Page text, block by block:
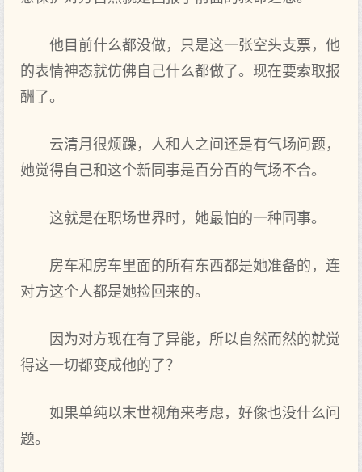
他目前什么都没做，只是这一张空头支票，他
的表情神态就仿佛自己什么都做了。现在要索取报
酬了。
云清月很烦躁，人和人之间还是有气场问题，
她觉得自己和这个新同事是百分百的气场不合。
这就是在职场世界时，她最怕的一种同事。
房车和房车里面的所有东西都是她准备的，连
对方这个人都是她捡回来的。
因为对方现在有了异能，所以自然而然的就觉
得这一切都变成他的了？
如果单纯以末世视角来考虑，好像也没什么问
题。